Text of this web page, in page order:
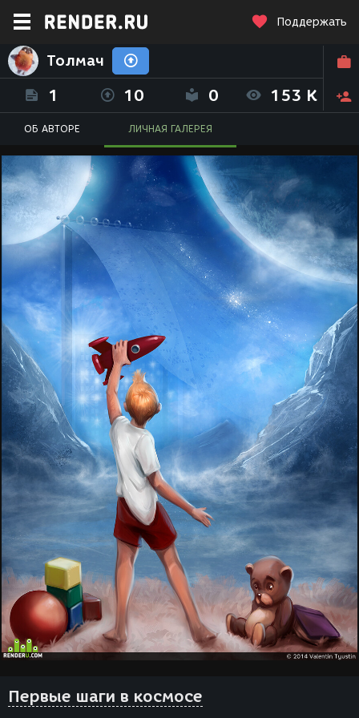
Поддержать
Толмач
1 10 0 153 K
ОБ АВТОРЕ ЛИЧНАЯ ГАЛЕРЕЯ
Первые шаги в космосе